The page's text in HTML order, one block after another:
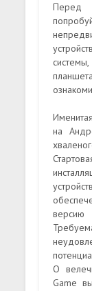
Перед
на
О
Game